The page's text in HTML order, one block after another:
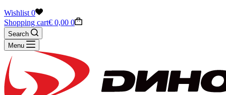
Wishlist 0
Shopping cart€ 0,00 0
Search
Menu